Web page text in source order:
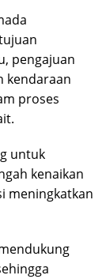
pengajuan
kendaraan
proses
untuk
kenaikan
meningkatkan